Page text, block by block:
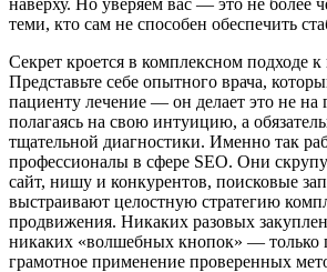
теми, кто сам не способен обеспечить
Секрет кроется в комплексном подходе
Представьте себе опытного врача,
пациенту лечение — он делает это не на
полагаясь на свою интуицию, а
тщательной диагностики. Именно так
профессионалы в сфере SEO. Они
сайт, нишу и конкурентов, поисковые
выстраивают целостную стратегию
продвижения. Никаких разовых
никаких «волшебных кнопок» — только
грамотное применение проверенных